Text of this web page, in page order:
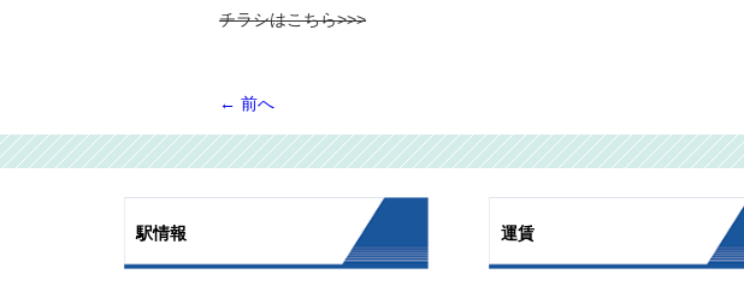
チラシはこちら>>>
← 前へ
駅情報 運賃